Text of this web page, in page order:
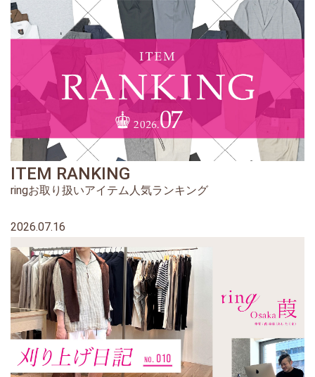
ITEM RANKING
ringお取り扱いアイテム人気ランキング
2026.07.16